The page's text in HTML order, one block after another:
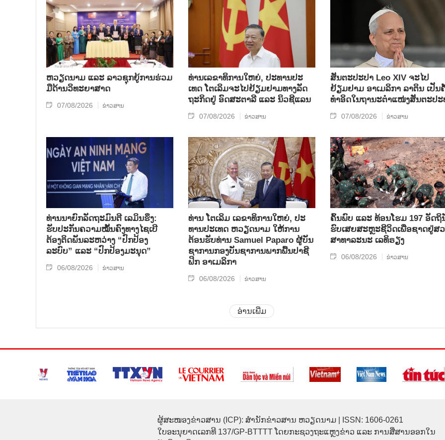
ຫວຽດ​ນາມ ແລະ ລາວ​ຊຸກ​ຍູ້​ການ​ຮ່ວມ​
ມື​ດ້ານວ​ິ​ທະ​ຍາ​ສາດ
07/08/2026 ຂ່າວສານ
ທ່ານ​ເລ​ຂາ​ທິ​ການ​ໃຫຍ່, ປ​ະ​ທານ​ປະ​
ເທດ ໂຕ​ເລິມ​ຈະ​ໄປ​ຢ້ຽມ​ຢາມ​ທາງ​ລັດ​
ຖະ​ກິດ​ຢູ່ ອົດ​ສະ​ຕາ​ລີ ແລະ ນິວ​ຊີ​ແລນ
07/08/2026 ຂ່າວສານ
ສັນຕະປະປາ Leo XIV ຈະໄປ
ຢ້ຽມຢາມ ອາເມລິກາ ລາຕິນ ເປັນ
ທຳອິດໃນຖານະຕຳແໜ່ງສັນຕະປະ
07/08/2026 ຂ່າວສານ
ທ່ານນາຍົກລັດຖະມົນຕີ ເລມິນຮຶງ:
ຮັບປະກັນຄວາມໝັ້ນຄົງທາງໄຊເບີ
ຕ້ອງຕິດພັນລະຫວ່າງ “ປົກປ້ອງ
ລະບົບ” ແລະ “ປົກປ້ອງມະນຸດ”
06/08/2026 ຂ່າວສານ
ທ່ານ ໂຕ​ເລິມ ເລ​ຂາ​ທິ​ການ​ໃຫຍ່, ປະ​
ທານ​ປະ​ເທດ ​ຫວຽດ​ນາມ ໃຫ້​ການ​
ຕ້ອນ​ຮັບ​ທ່ານ Samuel Paparo ຜູ້​ບັນ​
ຊາ​ການກອງ​ບັນ​ຊາ​ການພາກ​ພື້ນ​ປາ​ຊີ​
ຟິກ ອາ​ເມ​ລິ​ກາ
06/08/2026 ຂ່າວສານ
ຄົ້ນ​ພົບ ແລະ ທ້ອນ​ໂຮມ 197 ອັດ​ຖິ​
ຮົບ​ເສຍ​ສະຫຼະ​ຊີ​ວິດ​ເພື່ອ​ຊາດ​ຢູ່​ສ
ສາ​ທາ​ລະ​ນະ ເລ​ທິ​ຣຽງ
06/08/2026 ຂ່າວສານ
ອ່ານເພີ່ມ
ຜູ້ສະໜອງຂ່າວສານ (ICP): ສຳນັກຂ່າວສານ ຫວຽດນາມ | ISSN: 1606-0261
ໃບອະນຸຍາດເລກທີ 137/GP-BTTTT ໂດຍກະຊວງຖະແຫຼງຂ່າວ ແລະ ການສື່ສານອອກໃນ